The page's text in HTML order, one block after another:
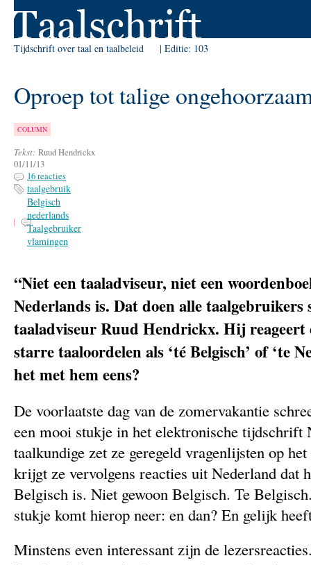
Skip to Navigation
Tijdschrift over taal en taalbeleid Editie: 103
Oproep tot talige
COLUMN
Tekst: Ruud Hendrickx
01/11/13
16 reacties
taalgebruik
Belgisch
nederlands
Taalgebruiker
vlamingen
“Niet een taaladviseur, niet een
Nederlands is. Dat doen alle taalgebruikers
taaladviseur Ruud Hendrickx. Hij reageert
starre taaloordelen als ‘té Belgisch’ of ‘te
het met hem eens?
De voorlaatste dag van de zomervakantie
een mooi stukje in het elektronische
taalkundige zet ze geregeld vragenlijsten op
krijgt ze vervolgens reacties uit Nederland dat
Belgisch is. Niet gewoon Belgisch. Te
stukje komt hierop neer: en dan? En gelijk
Minstens even interessant zijn de